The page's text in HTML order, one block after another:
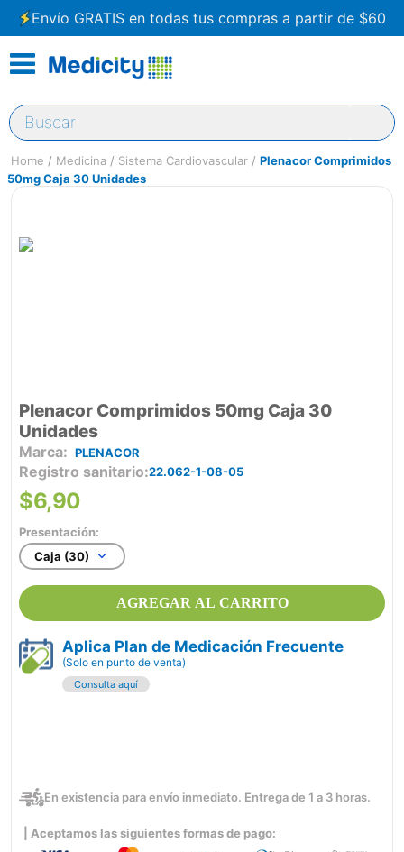
Envío GRATIS en todas tus compras a partir de $60
Buscar
Medicina Sistema Cardiovascular
Plenacor Comprimidos
50mg Caja 30 Unidades
Plenacor Comprimidos 50mg Caja 30
Unidades
PLENACOR
Registro sanitario 22.062-1-08-05
$6,90
Presentación:
Caja (30)
AGREGAR AL CARRITO
Aplica Plan de Medicación Frecuente
(Solo en punto de venta)
Consulta aquí
En existencia para envío inmediato. Entrega de 1 a 3 horas.
| Aceptamos las siguientes formas de pago: